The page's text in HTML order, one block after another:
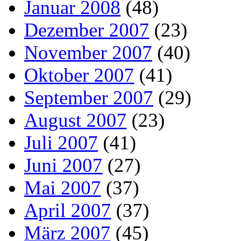
Januar 2008 (48)
Dezember 2007 (23)
November 2007 (40)
Oktober 2007 (41)
September 2007 (29)
August 2007 (23)
Juli 2007 (41)
Juni 2007 (27)
Mai 2007 (37)
April 2007 (37)
März 2007 (45)